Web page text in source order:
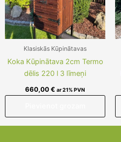
Klasiskās Kūpinātavas
Koka Kūpinātava 2cm Termo
dēlis 220 l 3 līmeņi
660,00€ ar 21% PVN